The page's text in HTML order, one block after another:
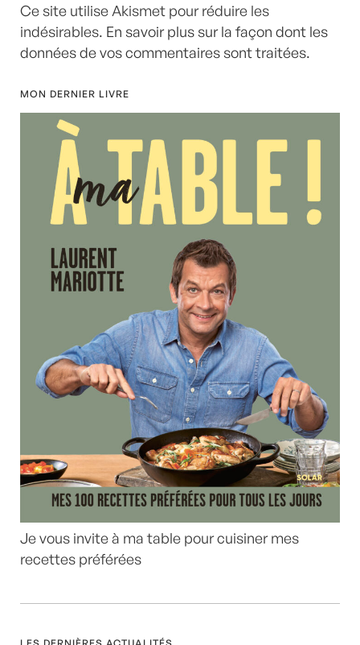
Ce site utilise Akismet pour réduire les
indésirables. En savoir plus sur la façon dont les
données de vos commentaires sont traitées.
MON DERNIER LIVRE
Je vous invite à ma table pour cuisiner mes
recettes préférées